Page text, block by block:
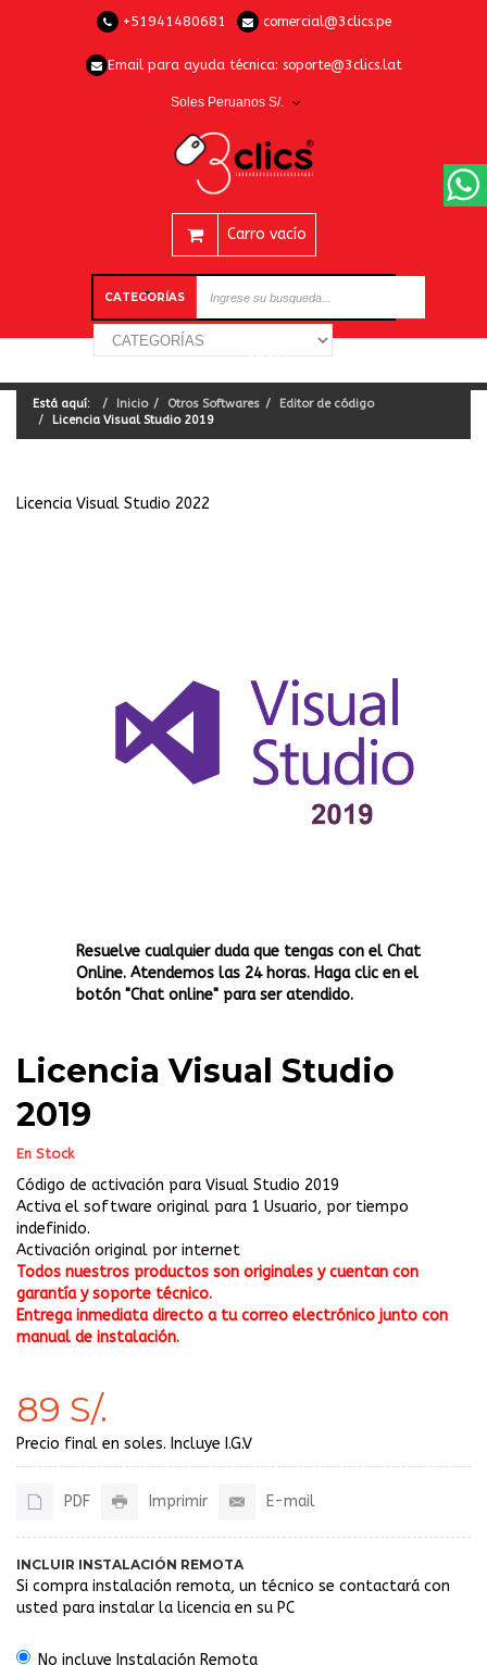
+51941480681 comercial@3clics.pe
Email para ayuda técnica: soporte@3clics.lat
Soles Peruanos S/.
Carro vacío
CATEGORÍAS
Está aquí: Inicio Otros Softwares
Editor de código
Licencia Visual Studio 2019
Licencia Visual Studio 2022
Resuelve cualquier duda que tengas con el Chat
Online. Atendemos las 24 horas. Haga clic en el
botón "Chat online" para ser atendido.
Licencia Visual Studio
2019
En Stock
Código de activación para Visual Studio 2019
Activa el software original para 1 Usuario, por tiempo
indefinido.
Activación original por internet
Todos nuestros productos son originales y cuentan con
garantía y soporte técnico.
Entrega inmediata directo a tu correo electrónico junto con
manual de instalación.
89 S/.
Precio final en soles. Incluye I.G.V
PDF Imprimir E-mail
INCLUIR INSTALACIÓN REMOTA
Si compra instalación remota, un técnico se contactará con
usted para instalar la licencia en su PC
No incluye Instalación Remota